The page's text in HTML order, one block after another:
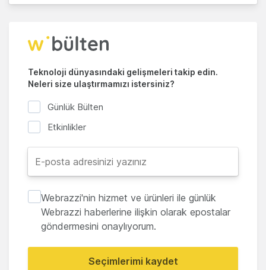
Teknoloji dünyasındaki gelişmeleri takip edin.
Neleri size ulaştırmamızı istersiniz?
Günlük Bülten
Etkinlikler
Webrazzi'nin hizmet ve ürünleri ile günlük
Webrazzi haberlerine ilişkin olarak epostalar
göndermesini onaylıyorum.
Seçimlerimi kaydet